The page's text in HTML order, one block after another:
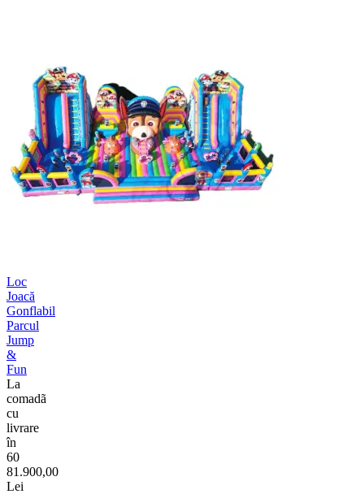
Loc
Joacă
Gonflabil
Parcul
Jump
&
Fun
La
comadã
cu
livrare
în
60
81.900,00
Lei